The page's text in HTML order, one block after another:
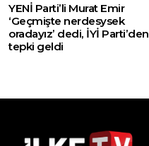
YENİ Parti’li Murat Emir
‘Geçmişte nerdesysek
oradayız’ dedi, İYİ Parti’den
tepki geldi